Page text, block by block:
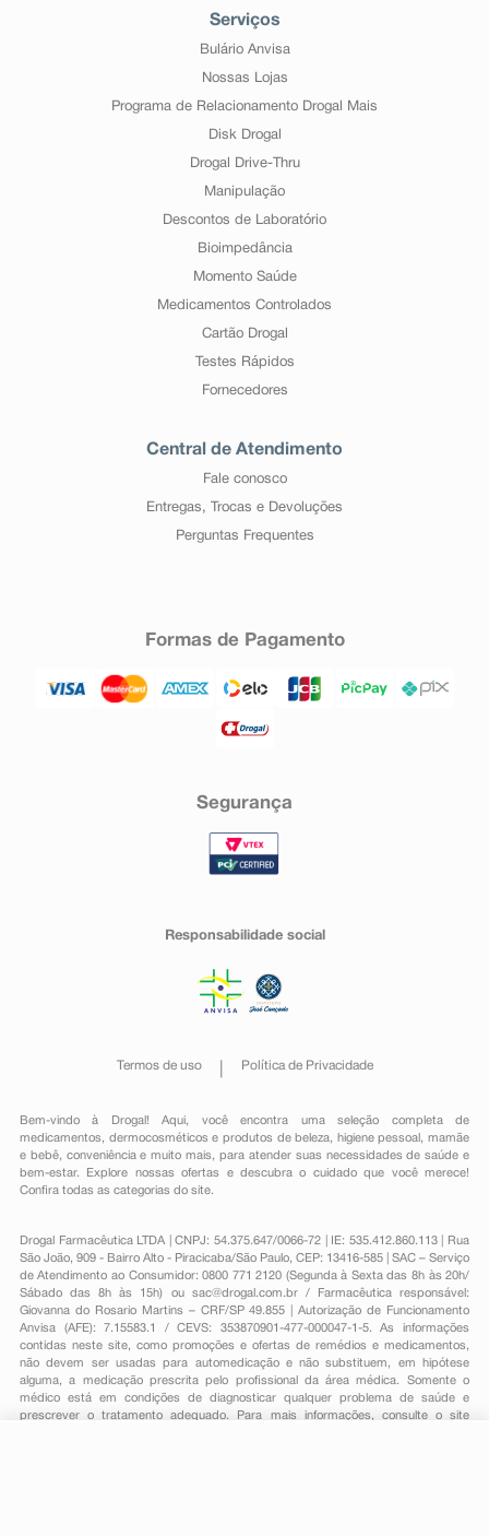
Serviços
Bulário Anvisa
Nossas Lojas
Programa de Relacionamento Drogal Mais
Disk Drogal
Drogal Drive-Thru
Manipulação
Descontos de Laboratório
Bioimpedância
Momento Saúde
Medicamentos Controlados
Cartão Drogal
Testes Rápidos
Fornecedores
Central de Atendimento
Fale conosco
Entregas, Trocas e Devoluções
Perguntas Frequentes
Formas de Pagamento
Segurança
Responsabilidade social
Termos de uso Política de Privacidade
Bem-vindo à Drogal! Aqui, você encontra uma seleção completa de
medicamentos , dermocosméticos e produtos de beleza, higiene pessoal ,mamãe
e bebê, conveniênciae muito mais, para atender suas necessidades de saúde e
bem-estar. Explore nossas ofertas e descubra o cuidado que você merece!
Confira todas as categorias do site.
Drogal Farmacêutica LTDA | CNPJ: 54.375.647/0066-72 | IE: 535.412.860.113 | Rua
São João, 909 - Bairro Alto - Piracicaba/São Paulo, CEP: 13416-585 | SAC – Serviço
de Atendimento ao Consumidor: 0800 771 2120 (Segunda à Sexta das 8h às 20h/
Sábado das 8h às 15h) ou sac@drogal.com.br/ Farmacêutica responsável:
Giovanna do Rosario Martins – CRF/SP 49.855 | Autorização de Funcionamento
Anvisa (AFE): 7.15583.1 / CEVS: 353870901-477-000047-1-5. As informações
contidas neste site, como promoções e ofertas de remédios e medicamentos,
não devem ser usadas para automedicação e não substituem, em hipótese
alguma, a medicação prescrita pelo profissional da área médica. Somente o
médico está em condições de diagnosticar qualquer problema de saúde e
prescrever o tratamento adequado. Para mais informações, consulte o site